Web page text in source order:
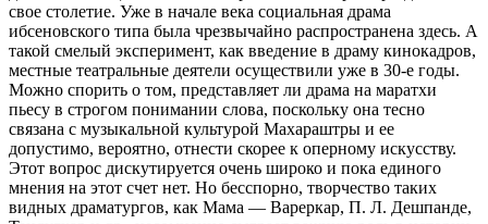
свое столетие. Уже в начале века социальная драма
ибсеновского типа была чрезвычайно распространена здесь. А
такой смелый эксперимент, как введение в драму кинокадров,
местные театральные деятели осуществили уже в 30-е годы.
Можно спорить о том, представляет ли драма на маратхи
пьесу в строгом понимании слова, поскольку она тесно
связана с музыкальной культурой Махараштры и ее
допустимо, вероятно, отнести скорее к оперному искусству.
Этот вопрос дискутируется очень широко и пока единого
мнения на этот счет нет. Но бесспорно, творчество таких
видных драматургов, как Мама — Вареркар, П. Л. Дешпанде,